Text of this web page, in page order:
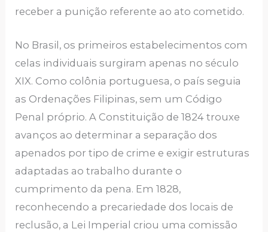
receber a punição referente ao ato cometido.
No Brasil, os primeiros estabelecimentos com
celas individuais surgiram apenas no século
XIX. Como colônia portuguesa, o país seguia
as Ordenações Filipinas, sem um Código
Penal próprio. A Constituição de 1824 trouxe
avanços ao determinar a separação dos
apenados por tipo de crime e exigir estruturas
adaptadas ao trabalho durante o
cumprimento da pena. Em 1828,
reconhecendo a precariedade dos locais de
reclusão, a Lei Imperial criou uma comissão